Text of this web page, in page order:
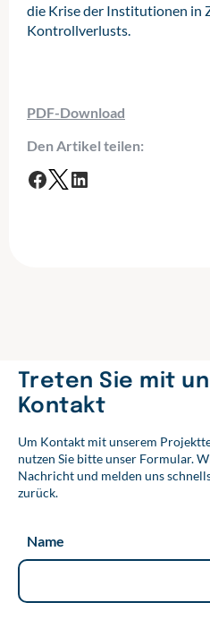
die Krise der Institutionen in
Kontrollverlusts.
PDF-Download
Den Artikel teilen:
Treten Sie mit
Kontakt
Um Kontakt mit unserem
nutzen Sie bitte unser Formular.
Nachricht und melden uns
zurück.
Name